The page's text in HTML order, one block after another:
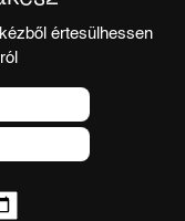
értesülhessen